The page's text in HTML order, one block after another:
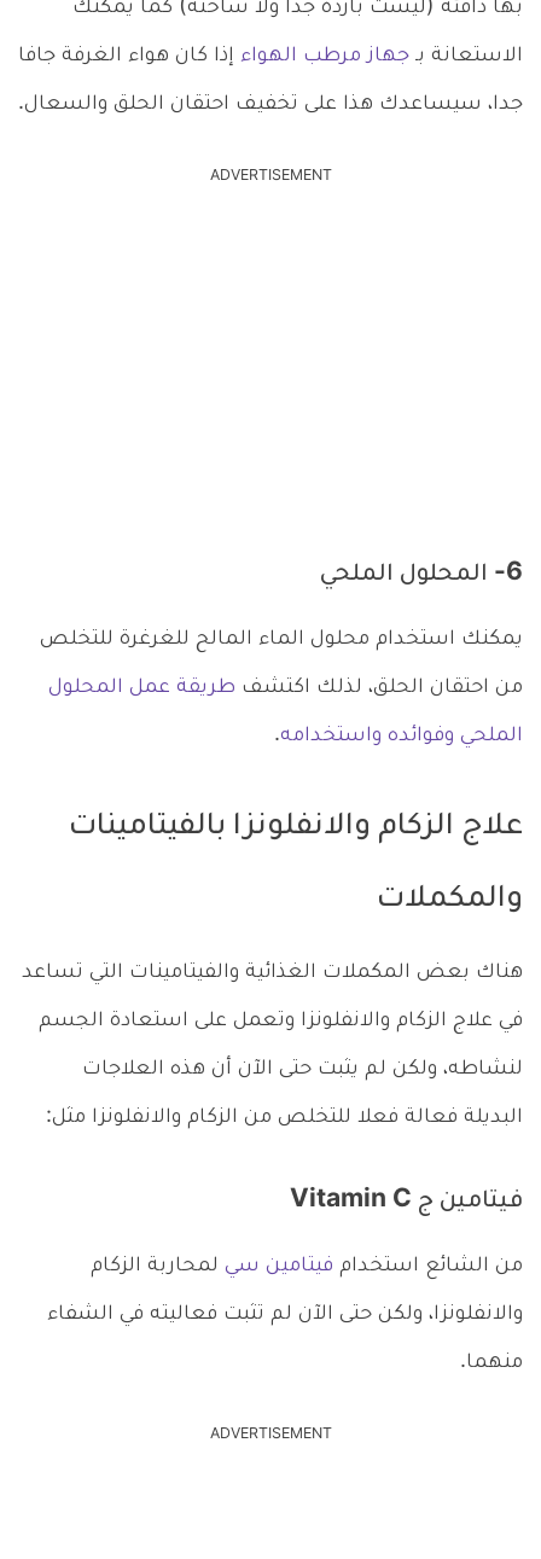
بها دافئة (ليست باردة جدا ولا ساخنة) كما يمكنك
الاستعانة بـ جهاز مرطب الهواء إذا كان هواء الغرفة جافا
جدا، سيساعدك هذا على تخفيف احتقان الحلق والسعال.
ADVERTISEMENT
6- المحلول الملحي
يمكنك استخدام محلول الماء المالح للغرغرة للتخلص
من احتقان الحلق، لذلك اكتشف طريقة عمل المحلول
الملحي وفوائده واستخدامه.
علاج الزكام والانفلونزا بالفيتامينات
والمكملات
هناك بعض المكملات الغذائية والفيتامينات التي تساعد
في علاج الزكام والانفلونزا وتعمل على استعادة الجسم
لنشاطه، ولكن لم يثبت حتى الآن أن هذه العلاجات
البديلة فعالة فعلا للتخلص من الزكام والانفلونزا مثل:
فيتامين ج Vitamin C
من الشائع استخدام فيتامين سي لمحاربة الزكام
والانفلونزا، ولكن حتى الآن لم تثبت فعاليته في الشفاء
منهما.
ADVERTISEMENT